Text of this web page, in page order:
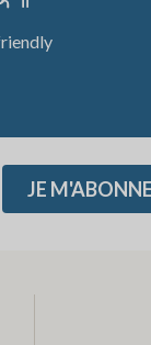
JE M'ABONNE